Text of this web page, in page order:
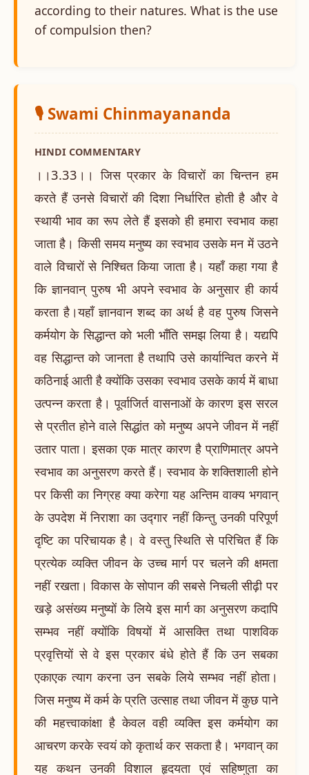
according to their natures. What is the use
of compulsion then?
🎙️ Swami Chinmayananda
HINDI COMMENTARY
।।3.33।। जिस प्रकार के विचारों का चिन्तन हम
करते हैं उनसे विचारों की दिशा निर्धारित होती है और वे
स्थायी भाव का रूप लेते हैं इसको ही हमारा स्वभाव कहा
जाता है। किसी समय मनुष्य का स्वभाव उसके मन में उठने
वाले विचारों से निश्चित किया जाता है। यहाँ कहा गया है
कि ज्ञानवान् पुरुष भी अपने स्वभाव के अनुसार ही कार्य
करता है।यहाँ ज्ञानवान शब्द का अर्थ है वह पुरुष जिसने
कर्मयोग के सिद्धान्त को भली भाँति समझ लिया है। यद्यपि
वह सिद्धान्त को जानता है तथापि उसे कार्यान्वित करने में
कठिनाई आती है क्योंकि उसका स्वभाव उसके कार्य में बाधा
उत्पन्न करता है। पूर्वाजिर्त वासनाओं के कारण इस सरल
से प्रतीत होने वाले सिद्धांत को मनुष्य अपने जीवन में नहीं
उतार पाता। इसका एक मात्र कारण है प्राणिमात्र अपने
स्वभाव का अनुसरण करते हैं। स्वभाव के शक्तिशाली होने
पर किसी का निग्रह क्या करेगा यह अन्तिम वाक्य भगवान्
के उपदेश में निराशा का उद्गार नहीं किन्तु उनकी परिपूर्ण
दृष्टि का परिचायक है। वे वस्तु स्थिति से परिचित हैं कि
प्रत्येक व्यक्ति जीवन के उच्च मार्ग पर चलने की क्षमता
नहीं रखता। विकास के सोपान की सबसे निचली सीढ़ी पर
खड़े असंख्य मनुष्यों के लिये इस मार्ग का अनुसरण कदापि
सम्भव नहीं क्योंकि विषयों में आसक्ति तथा पाशविक
प्रवृत्तियों से वे इस प्रकार बंधे होते हैं कि उन सबका
एकाएक त्याग करना उन सबके लिये सम्भव नहीं होता।
जिस मनुष्य में कर्म के प्रति उत्साह तथा जीवन में कुछ पाने
की महत्त्वाकांक्षा है केवल वही व्यक्ति इस कर्मयोग का
आचरण करके स्वयं को कृतार्थ कर सकता है। भगवान् का
यह कथन उनकी विशाल हृदयता एवं सहिष्णुता का